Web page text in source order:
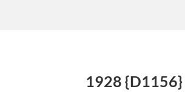
1928 {D1156}